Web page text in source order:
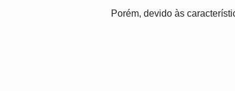
Porém, devido às